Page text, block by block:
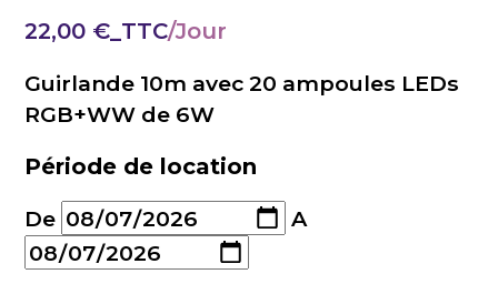
22,00 €_TTC
Guirlande 10m avec 20 ampoules LEDs
RGB+WW de 6W
Période de location
De
A